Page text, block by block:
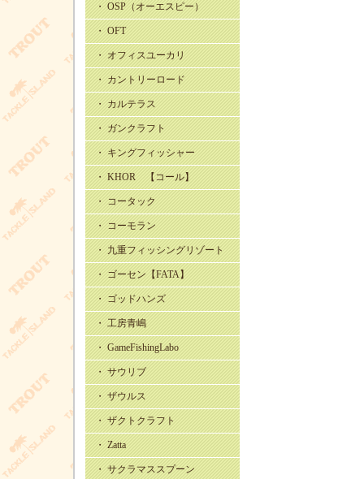
・ OSP（オーエスピー）
・ OFT
・ オフィスユーカリ
・ カントリーロード
・ カルテラス
・ ガンクラフト
・ キングフィッシャー
・ KHOR 【コール】
・ コータック
・ コーモラン
・ 九重フィッシングリゾート
・ ゴーセン【FATA】
・ ゴッドハンズ
・ 工房青嶋
・ GameFishingLabo
・ サウリブ
・ ザウルス
・ ザクトクラフト
・ Zatta
・ サクラマススプーン